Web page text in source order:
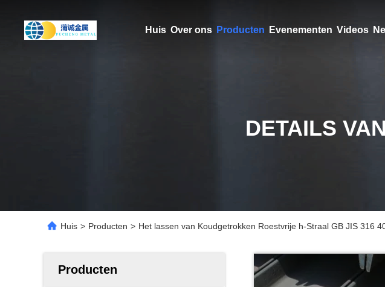
Huis Over ons Producten Evenementen Videos
DETAILS
Huis > Producten > Het lassen van Koudgetrokken Roestvrije h-Straal GB JIS 316
Producten